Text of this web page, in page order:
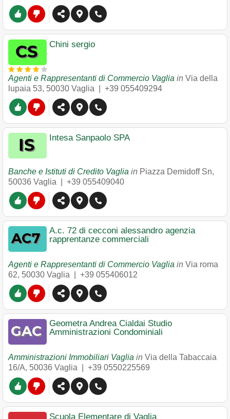
Chini sergio
Agenti e Rappresentanti di Commercio Vaglia in Via della
lupaia 53, 50030 Vaglia +39 055409294
Intesa Sanpaolo SPA
Banche e Istituti di Credito Vaglia in Piazza Demidoff Sn,
50036 Vaglia +39 055409040
A.c. 72 di cecconi alessandro agenzia
rapprentanze commerciali
Agenti e Rappresentanti di Commercio Vaglia in Via roma
62, 50030 Vaglia +39 055406012
Geometra Andrea Cialdai Studio
Amministrazioni Condominiali
Amministrazioni Immobiliari Vaglia in Via della Tabaccaia
16/A, 50036 Vaglia +39 0550225569
Scuola Elementare di Vaglia